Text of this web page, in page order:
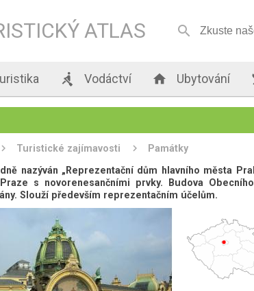
ATLAS 
 Vodáctví  Ubytování
Turistické zajímavosti
Památky
nazýván „Reprezentační dům hlavního města
s novorenesančními prvky. Budova
Slouží především reprezentačním účelům.